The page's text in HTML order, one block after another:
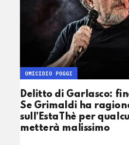
Delitto di Garlasco:
Se Grimaldi ha
sull’EstaThè per
metterà malissimo
OMICIDIO POGGI